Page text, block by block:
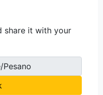
share it with your